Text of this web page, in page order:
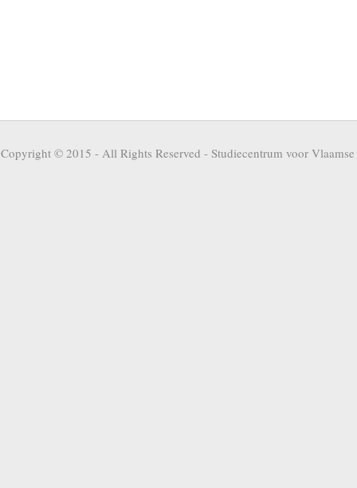
Copyright © 2015 - All Rights Reserved - Studiecentrum voor